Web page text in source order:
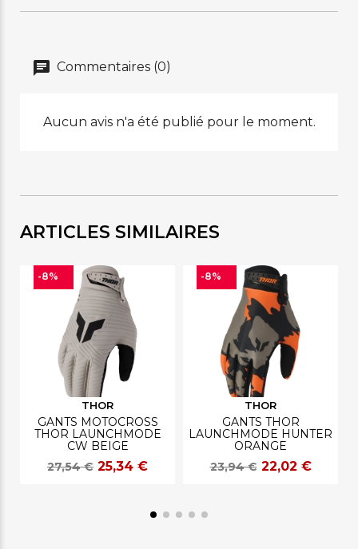
Commentaires (0)
Aucun avis n'a été publié pour le moment.
ARTICLES SIMILAIRES
THOR
GANTS MOTOCROSS
THOR LAUNCHMODE
CW BEIGE
27,54 € 25,34 €
-8%
THOR
GANTS THOR
LAUNCHMODE HUNTER
ORANGE
23,94 € 22,02 €
-8%